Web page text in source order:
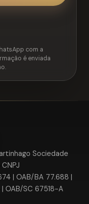
com a
é enviada
Sociedade
| OAB/BA 77.688 |
OAB/SC 67518-A